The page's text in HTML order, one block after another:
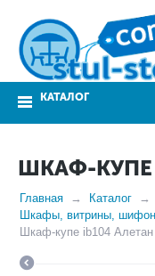
КАТАЛОГ
ШКАФ-КУПЕ
Главная Каталог
Шкафы, витрины,
Шкаф-купе ib104 Алетан